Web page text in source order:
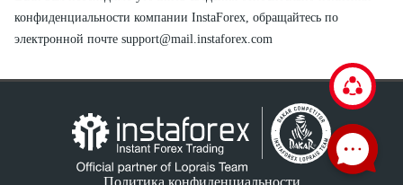
конфиденциальности компании InstaForex, обращайтесь по
электронной почте support@mail.instaforex.com
Политика конфиденциальности